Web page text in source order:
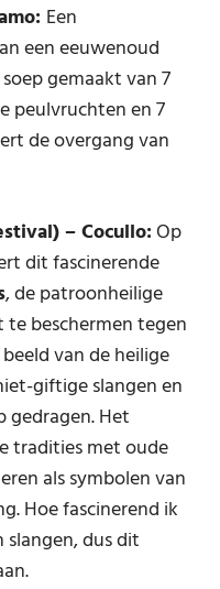
Een
een eeuwenoud
gemaakt van 7
peulvruchten en 7
de overgang van
– Cocullo:Op
dit fascinerende
, de patroonheilige
beschermen tegen
van de heilige
giftige slangen en
gedragen. Het
tradities met oude
als symbolen van
Hoe fascinerend ik
dus dit